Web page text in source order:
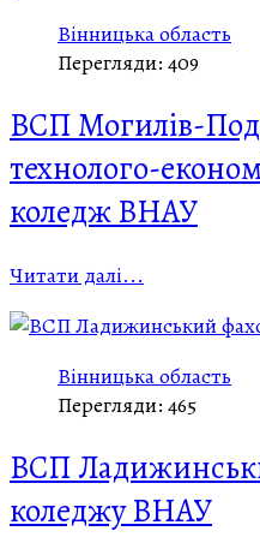
Вінницька область
Перегляди: 409
ВСП Могилів-
технолого-
коледж ВНАУ
Читати далі...
Вінницька область
Перегляди: 465
ВСП
коледжу ВНАУ